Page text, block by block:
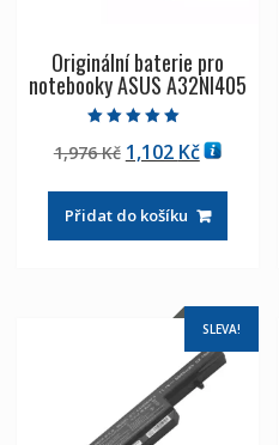
Originální baterie pro
notebooky ASUS A32NI405
5.00
z 5
1,976Kč Původní
byla:
1,976 Kč
1,102 KčAktuální
je:
1,102 Kč
Přidat do košíku
SLEVA!